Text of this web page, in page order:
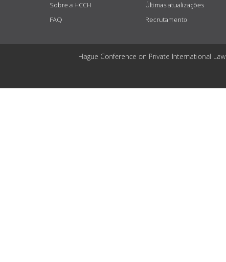
Sobre a HCCH
FAQ
Últimas atualizações
Recrutamento
Hague Conference on Private International